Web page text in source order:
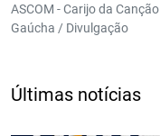
ASCOM - Carijo da Canção
Gaúcha / Divulgação
Últimas notícias